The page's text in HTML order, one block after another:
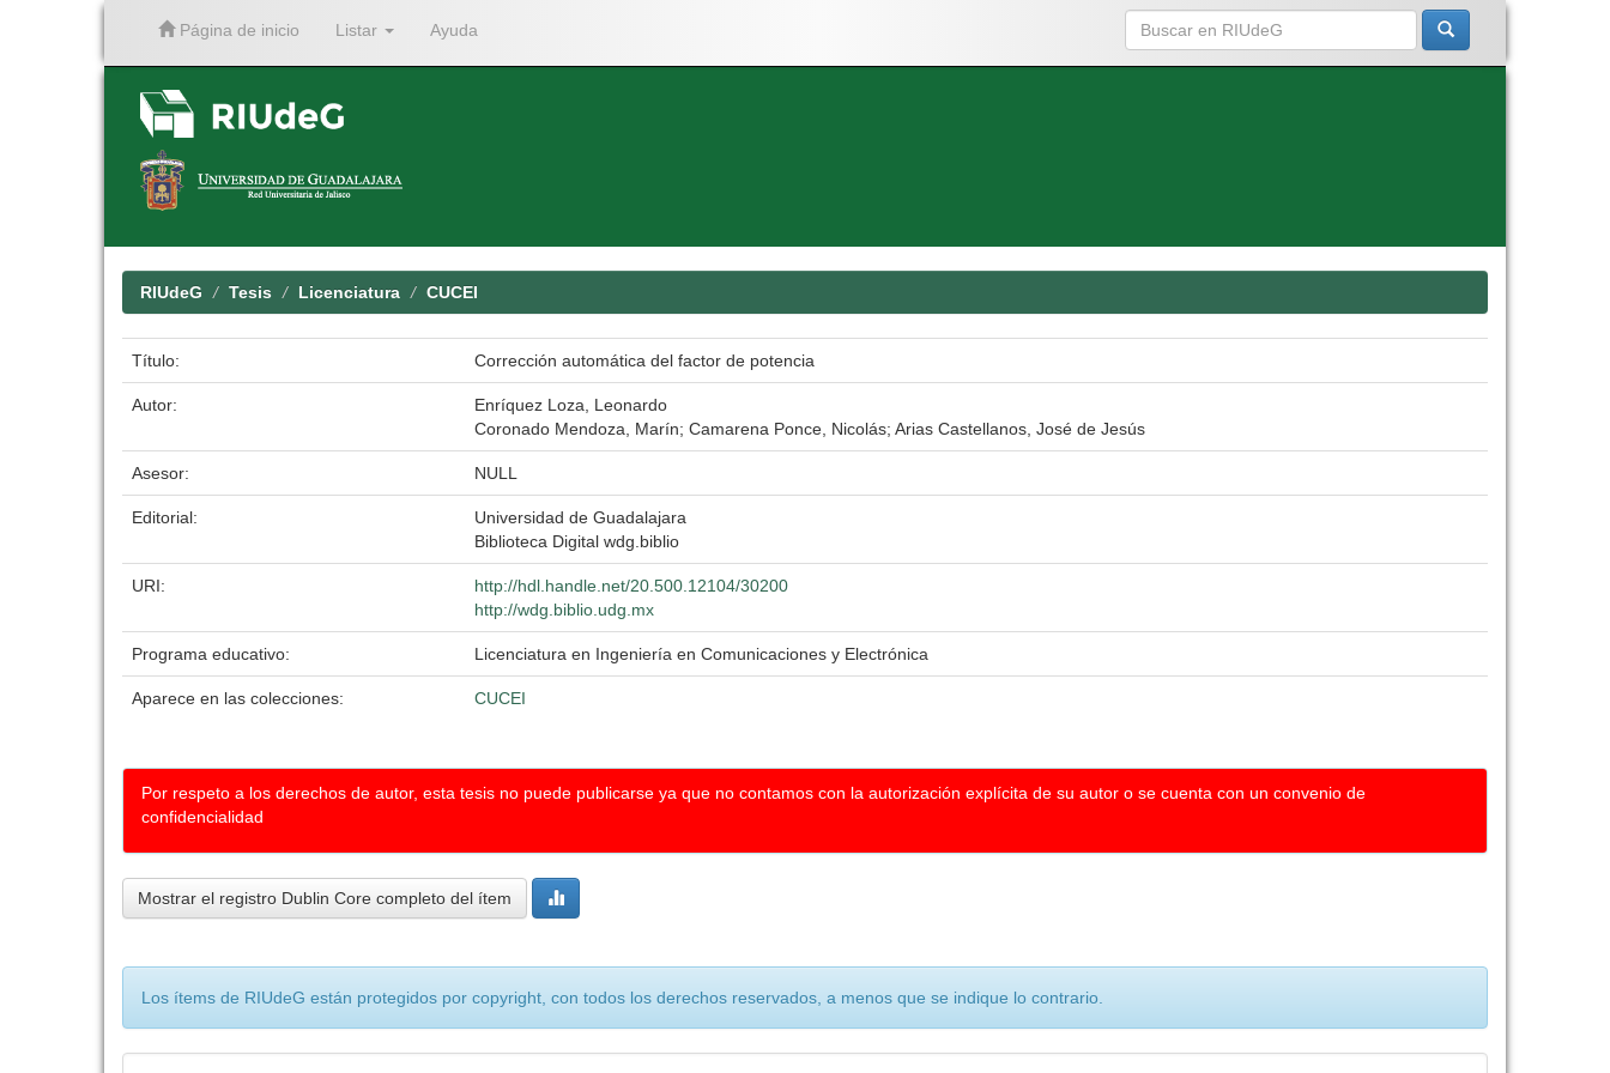
Página de inicio Listar Ayuda
RIUdeG Tesis Licenciatura CUCEI
Título: Corrección automática del factor de potencia
Autor:
Enríquez Loza, Leonardo
Coronado Mendoza, Marín; Camarena Ponce, Nicolás; Arias Castellanos, José de Jesús
Asesor: NULL
Editorial:
Universidad de Guadalajara
Biblioteca Digital wdg.biblio
URI:
http://hdl.handle.net/20.500.12104/30200
http://wdg.biblio.udg.mx
Programa educativo: Licenciatura en Ingeniería en Comunicaciones y Electrónica
Aparece en las colecciones: CUCEI
Por respeto a los derechos de autor, esta tesis no puede publicarse ya que no contamos con la autorización explícita de su autor o se cuenta con un convenio de
confidencialidad
Mostrar el registro Dublin Core completo del ítem
Los ítems de RIUdeG están protegidos por copyright, con todos los derechos reservados, a menos que se indique lo contrario.